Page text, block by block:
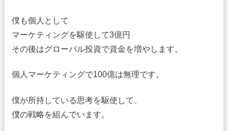
僕も個人として
マーケティングを駆使して3億円
その後はグローバル投資で資金を増やします。
個人マーケティングで100億は無理です。
僕が所持している思考を駆使して、
僕の戦略を組んでいます。